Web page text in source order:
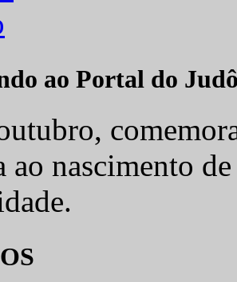
ao Portal do
ao nascimento